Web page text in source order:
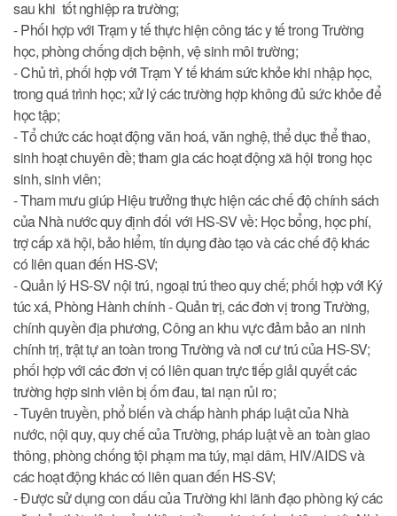
sau khi tốt nghiệp ra trường;
- Phối hợp với Trạm y tế thực hiện công tác y tế trong Trường
học, phòng chống dịch bệnh, vệ sinh môi trường;
- Chủ trì, phối hợp với Trạm Y tế khám sức khỏe khi nhập học,
trong quá trình học; xử lý các trường hợp không đủ sức khỏe để
học tập;
- Tổ chức các hoạt động văn hoá, văn nghệ, thể dục thể thao,
sinh hoạt chuyên đề; tham gia các hoạt động xã hội trong học
sinh, sinh viên;
- Tham mưu giúp Hiệu trưởng thực hiện các chế độ chính sách
của Nhà nước quy định đối với HS-SV về: Học bổng, học phí,
trợ cấp xã hội, bảo hiểm, tín dụng đào tạo và các chế độ khác
có liên quan đến HS-SV;
- Quản lý HS-SV nội trú, ngoại trú theo quy chế; phối hợp với Ký
túc xá, Phòng Hành chính - Quản trị, các đơn vị trong Trường,
chính quyền địa phương, Công an khu vực đảm bảo an ninh
chính trị, trật tự an toàn trong Trường và nơi cư trú của HS-SV;
phối hợp với các đơn vị có liên quan trực tiếp giải quyết các
trường hợp sinh viên bị ốm đau, tai nạn rủi ro;
- Tuyên truyền, phổ biến và chấp hành pháp luật của Nhà
nước, nội quy, quy chế của Trường, pháp luật về an toàn giao
thông, phòng chống tội phạm ma túy, mại dâm, HIV/AIDS và
các hoạt động khác có liên quan đến HS-SV;
- Được sử dụng con dấu của Trường khi lãnh đạo phòng ký các